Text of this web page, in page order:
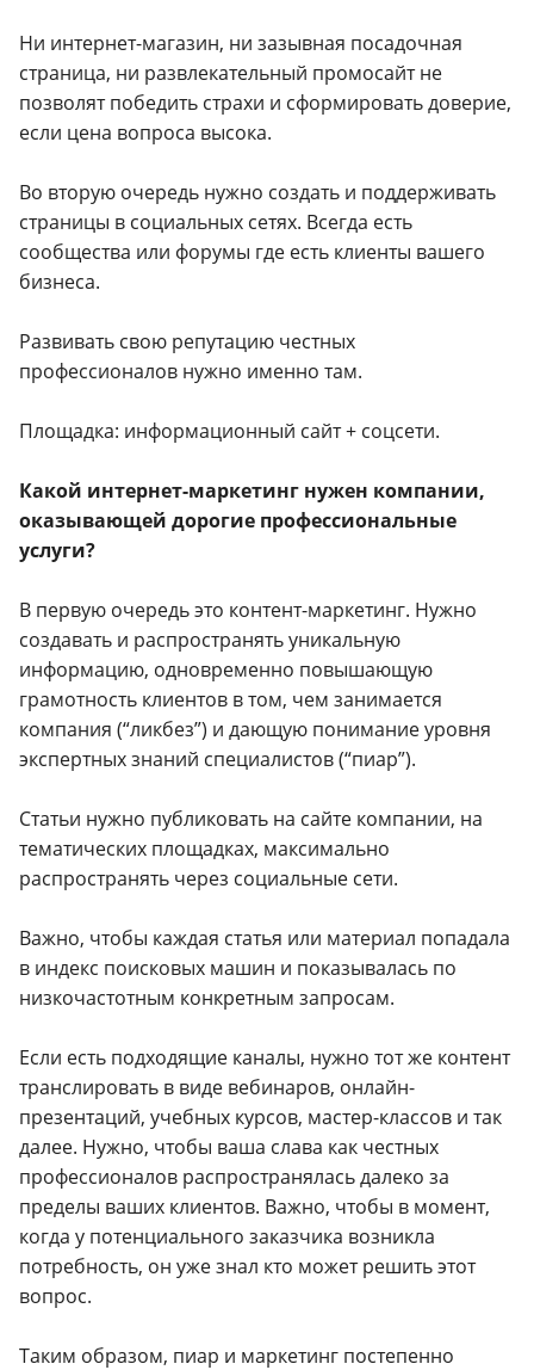
Ни интернет-магазин, ни зазывная посадочная
страница, ни развлекательный промосайт не
позволят победить страхи и сформировать доверие,
если цена вопроса высока.
Во вторую очередь нужно создать и поддерживать
страницы в социальных сетях. Всегда есть
сообщества или форумы где есть клиенты вашего
бизнеса.
Развивать свою репутацию честных
профессионалов нужно именно там.
Площадка: информационный сайт + cоцсети.
Какой интернет-маркетинг нужен компании,
оказывающей дорогие профессиональные
услуги?
В первую очередь это контент-маркетинг. Нужно
создавать и распространять уникальную
информацию, одновременно повышающую
грамотность клиентов в том, чем занимается
компания (“ликбез”) и дающую понимание уровня
экспертных знаний специалистов (“пиар”).
Статьи нужно публиковать на сайте компании, на
тематических площадках, максимально
распространять через социальные сети.
Важно, чтобы каждая статья или материал попадала
в индекс поисковых машин и показывалась по
низкочастотным конкретным запросам.
Если есть подходящие каналы, нужно тот же контент
транслировать в виде вебинаров, онлайн-
презентаций, учебных курсов, мастер-классов и так
далее. Нужно, чтобы ваша слава как честных
профессионалов распространялась далеко за
пределы ваших клиентов. Важно, чтобы в момент,
когда у потенциального заказчика возникла
потребность, он уже знал кто может решить этот
вопрос.
Таким образом, пиар и маркетинг постепенно